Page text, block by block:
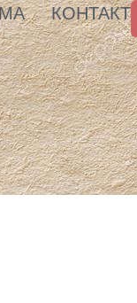
КОНТАКТ